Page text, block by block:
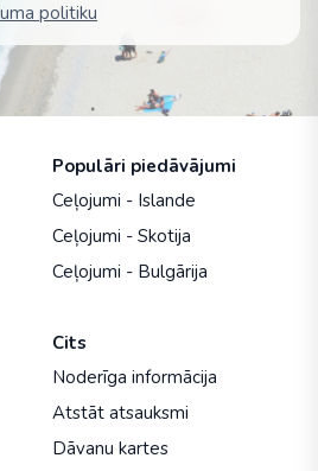
politiku
Populāri piedāvājumi
Ceļojumi - Islande
Ceļojumi - Skotija
Ceļojumi - Bulgārija
Cits
Noderīga informācija
Atstāt atsauksmi
Dāvanu kartes